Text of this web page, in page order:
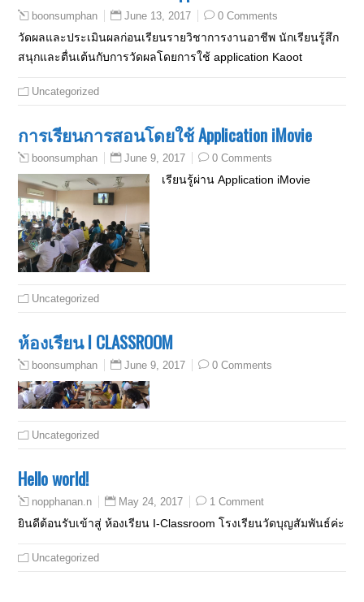
boonsumphan June 13, 2017 0 Comments
วัดผลและประเมินผลก่อนเรียนรายวิชาการงานอาชีพ นักเรียนรู้สึก
สนุกและตื่นเต้นกับการวัดผลโดยการใช้ application Kaoot
Uncategorized
การเรียนการสอนโดยใช้ Application iMovie
boonsumphan June 9, 2017 0 Comments
เรียนรู้ผ่าน Application iMovie
Uncategorized
ห้องเรียน I CLASSROOM
boonsumphan June 9, 2017 0 Comments
Uncategorized
Hello world!
nopphanan.n May 24, 2017 1 Comment
ยินดีต้อนรับเข้าสู่ ห้องเรียน I-Classroom โรงเรียนวัดบุญสัมพันธ์ค่ะ
Uncategorized